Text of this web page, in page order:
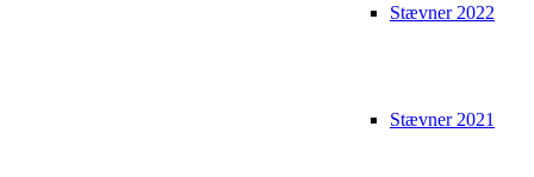
Stævner 2022
Stævner 2021